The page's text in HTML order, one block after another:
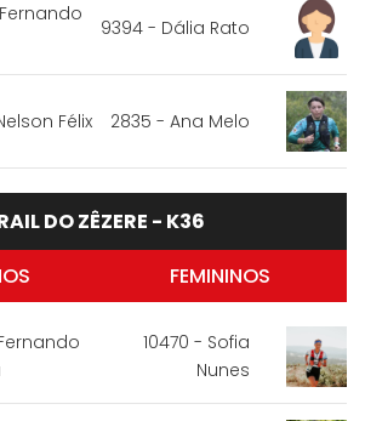
Félix
9394 - Dália Rato
2835 - Ana Melo
DO ZÊZERE - K36
FEMININOS
10470 - Sofia
Nunes